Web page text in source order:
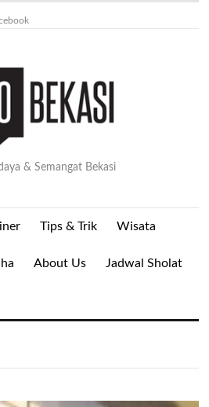
& Semangat Bekasi
Tips & Trik Wisata
About Us Jadwal Sholat